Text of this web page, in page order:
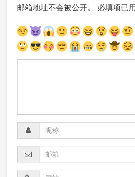
邮箱地址不会被公开。 必填项已